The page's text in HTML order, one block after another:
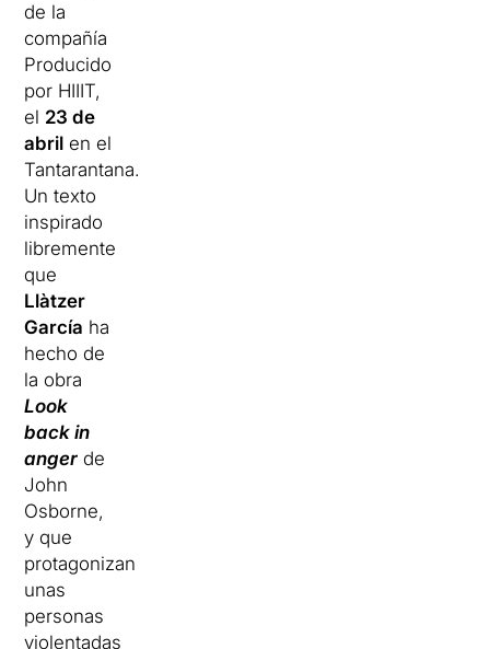
de la
compañía
Producido
por HIIIT,
el 23 de
abril en el
Tantarantana.
Un texto
inspirado
libremente
que
Llàtzer
García ha
hecho de
la obra
Look
back in
anger de
John
Osborne,
y que
protagonizan
unas
personas
violentadas